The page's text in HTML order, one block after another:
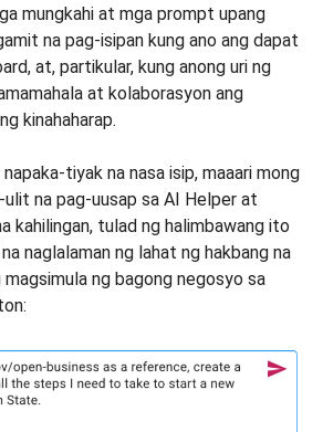
mungkahi at mga prompt upang
na pag-isipan kung ano ang dapat
at, partikular, kung anong uri ng
at kolaborasyon ang
kinahaharap.
tiyak na nasa isip, maaari mong
na pag-uusap sa AI Helper at
kahilingan, tulad ng halimbawang ito
naglalaman ng lahat ng hakbang na
magsimula ng bagong negosyo sa